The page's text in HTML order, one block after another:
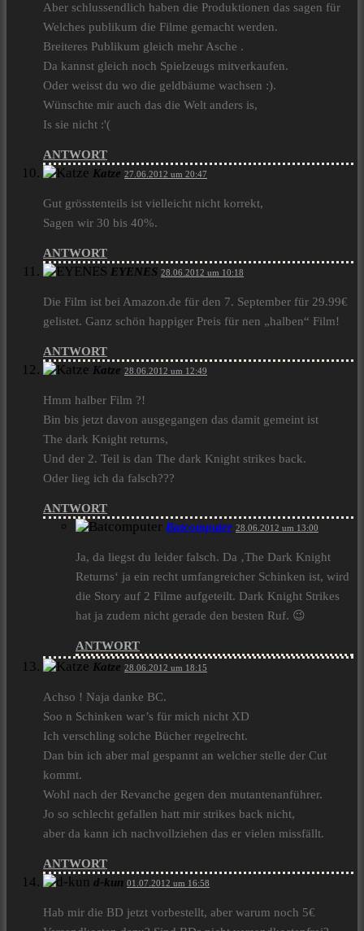
Aber schlussendlich haben die Produktionen das sagen für
Welches publikum die Filme gemacht werden.
Breiteres Publikum gleich mehr Asche .
Da kannst gleich noch Spielzeugs mitverkaufen.
Oder weisst du wo die geldbäume wachsen :).
Wünschte mir auch das die Welt anders is,
Is sie nicht :'(
ANTWORT
Katze 27.06.2012 um 20:47
Gut grösstenteils ist vielleicht nicht korrekt,
Sagen wir 30 bis 40%.
ANTWORT
EYENES 28.06.2012 um 10:18
Die Film ist bei Amazon.de für den 7. September für 29.99€
gelistet. Ganz schön happiger Preis für nen „halben“ Film!
ANTWORT
Katze 28.06.2012 um 12:49
Hmm halber Film ?!
Bin bis jetzt davon ausgegangen das damit gemeint ist
The dark Knight returns,
Und der 2. Teil is dan The dark Knight strikes back.
Oder lieg ich da falsch???
ANTWORT
Batcomputer 28.06.2012 um 13:00
Ja, da liegst du leider falsch. Da ‚The Dark Knight
Returns‘ ja ein recht umfangreicher Schinken ist, wird
die Story auf 2 Filme aufgeteilt. Dark Knight Strikes
hat ja zudem nicht gerade den besten Ruf. 😉
ANTWORT
Katze 28.06.2012 um 18:15
Achso ! Naja danke BC.
Soo n Schinken war’s für mich nicht XD
Ich verschling solche Bücher regelrecht.
Dan bin ich aber mal gespannt an welcher stelle der Cut
kommt.
Wohl nach der Revanche gegen den mutantenanführer.
Jo so schlecht gefallen hatt mir strikes back nicht,
aber da kann ich nachvollziehen das er vielen missfällt.
ANTWORT
d-kun 01.07.2012 um 16:58
Hab mir die BD jetzt vorbestellt, aber warum noch 5€